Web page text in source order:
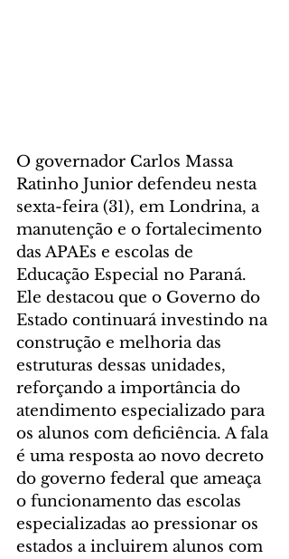
O governador Carlos Massa
Ratinho Junior defendeu nesta
sexta-feira (31), em Londrina, a
manutenção e o fortalecimento
das APAEs e escolas de
Educação Especial no Paraná.
Ele destacou que o Governo do
Estado continuará investindo na
construção e melhoria das
estruturas dessas unidades,
reforçando a importância do
atendimento especializado para
os alunos com deficiência. A fala
é uma resposta ao novo decreto
do governo federal que ameaça
o funcionamento das escolas
especializadas ao pressionar os
estados a incluirem alunos com